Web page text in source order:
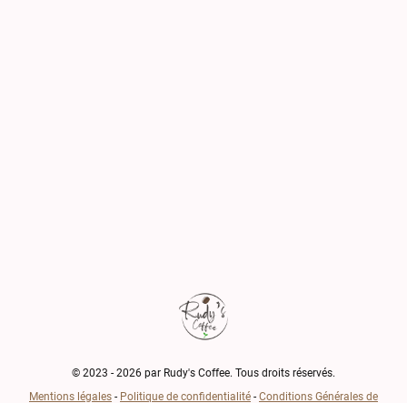
© 2023 - 2026 par Rudy's Coffee. Tous droits réservés.
Mentions légales - Politique de confidentialité - Conditions Générales de